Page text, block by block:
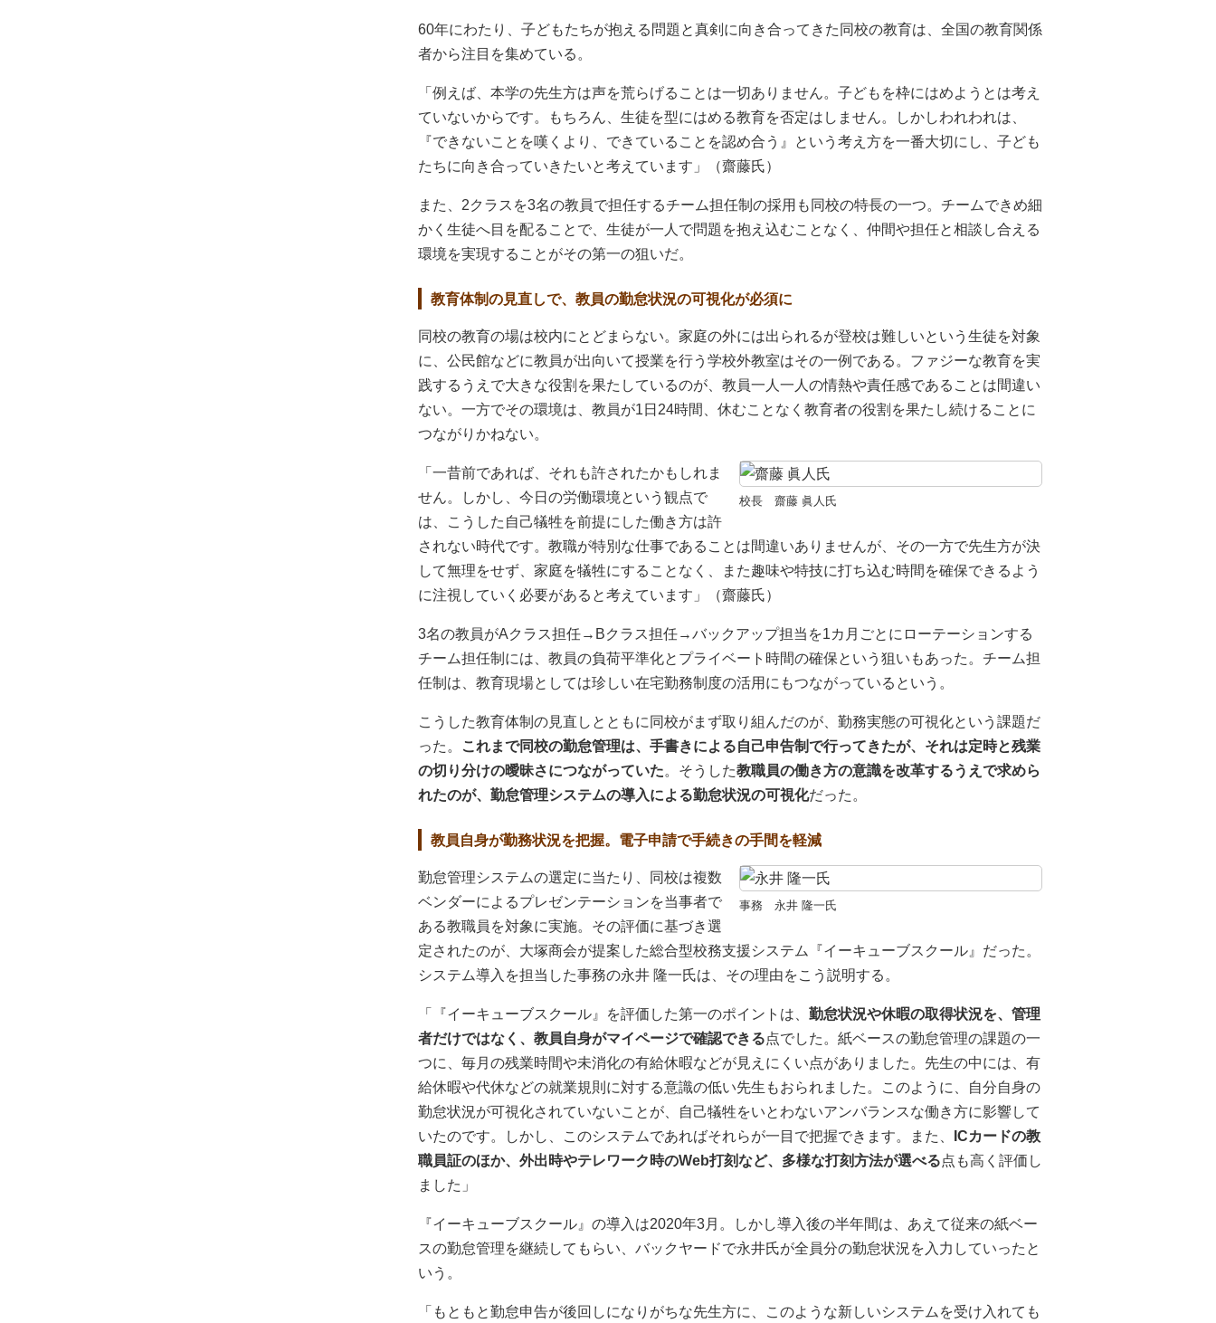
60年にわたり、子どもたちが抱える問題と真剣に向き合ってきた同校の教育は、全国の教育関係
者から注目を集めている。
「例えば、本学の先生方は声を荒らげることは一切ありません。子どもを枠にはめようとは考え
ていないからです。もちろん、生徒を型にはめる教育を否定はしません。しかしわれわれは、
『できないことを嘆くより、できていることを認め合う』という考え方を一番大切にし、子ども
たちに向き合っていきたいと考えています」（齋藤氏）
また、2クラスを3名の教員で担任するチーム担任制の採用も同校の特長の一つ。チームできめ細
かく生徒へ目を配ることで、生徒が一人で問題を抱え込むことなく、仲間や担任と相談し合える
環境を実現することがその第一の狙いだ。
教育体制の見直しで、教員の勤怠状況の可視化が必須に
同校の教育の場は校内にとどまらない。家庭の外には出られるが登校は難しいという生徒を対象
に、公民館などに教員が出向いて授業を行う学校外教室はその一例である。ファジーな教育を実
践するうえで大きな役割を果たしているのが、教員一人一人の情熱や責任感であることは間違い
ない。一方でその環境は、教員が1日24時間、休むことなく教育者の役割を果たし続けることに
つながりかねない。
校長 齋藤 眞人氏
「一昔前であれば、それも許されたかもしれま
せん。しかし、今日の労働環境という観点で
は、こうした自己犠牲を前提にした働き方は許
されない時代です。教職が特別な仕事であることは間違いありませんが、その一方で先生方が決
して無理をせず、家庭を犠牲にすることなく、また趣味や特技に打ち込む時間を確保できるよう
に注視していく必要があると考えています」（齋藤氏）
3名の教員がAクラス担任→Bクラス担任→バックアップ担当を1カ月ごとにローテーションする
チーム担任制には、教員の負荷平準化とプライベート時間の確保という狙いもあった。チーム担
任制は、教育現場としては珍しい在宅勤務制度の活用にもつながっているという。
こうした教育体制の見直しとともに同校がまず取り組んだのが、勤務実態の可視化という課題だ
った。
これまで同校の勤怠管理は、手書きによる自己申告制で行ってきたが、それは定時と残業
の切り分けの曖昧さにつながっていた。そうした教職員の働き方の意識を改革するうえで求めら
れたのが、勤怠管理システムの導入による勤怠状況の可視化だった。
教員自身が勤務状況を把握。電子申請で手続きの手間を軽減
事務 永井 隆一氏
勤怠管理システムの選定に当たり、同校は複数
ベンダーによるプレゼンテーションを当事者で
ある教職員を対象に実施。その評価に基づき選
定されたのが、大塚商会が提案した総合型校務支援システム『イーキューブスクール』だった。
システム導入を担当した事務の永井 隆一氏は、その理由をこう説明する。
「『イーキューブスクール』を評価した第一のポイントは、 勤怠状況や休暇の取得状況を、管理
者だけではなく、教員自身がマイページで確認できる点でした。紙ベースの勤怠管理の課題の一
つに、毎月の残業時間や未消化の有給休暇などが見えにくい点がありました。先生の中には、有
給休暇や代休などの就業規則に対する意識の低い先生もおられました。このように、自分自身の
勤怠状況が可視化されていないことが、自己犠牲をいとわないアンバランスな働き方に影響して
いたのです。しかし、このシステムであればそれらが一目で把握できます。また、
ICカードの教
職員証のほか、外出時やテレワーク時のWeb打刻など、多様な打刻方法が選べる点も高く評価し
ました」
『イーキューブスクール』の導入は2020年3月。しかし導入後の半年間は、あえて従来の紙ベー
スの勤怠管理を継続してもらい、バックヤードで永井氏が全員分の勤怠状況を入力していったと
いう。
「もともと勤怠申告が後回しになりがちな先生方に、このような新しいシステムを受け入れても